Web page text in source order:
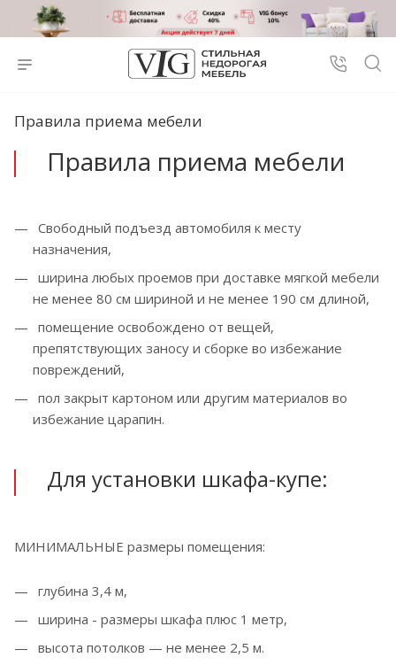
Правила приема мебели
Правила приема мебели
Свободный подъезд автомобиля к месту
назначения,
ширина любых проемов при доставке мягкой мебели
не менее 80 см шириной и не менее 190 см длиной,
помещение освобождено от вещей,
препятствующих заносу и сборке во избежание
повреждений,
пол закрыт картоном или другим материалов во
избежание царапин.
Для установки шкафа-купе:
МИНИМАЛЬНЫЕ размеры помещения:
глубина 3,4 м,
ширина - размеры шкафа плюс 1 метр,
высота потолков — не менее 2,5 м.